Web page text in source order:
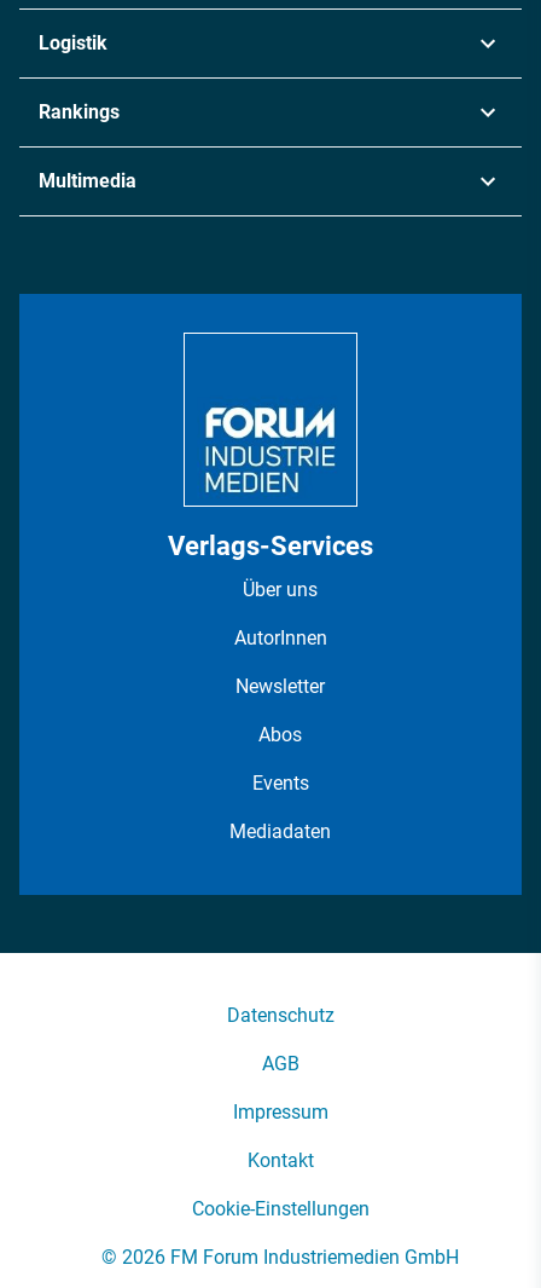
Chemie
Metall
Energie
Logistik
Rankings
Multimedia
Verlags-Services
Über uns
AutorInnen
Newsletter
Abos
Events
Mediadaten
Datenschutz
AGB
Impressum
Kontakt
Cookie-Einstellungen
© 2026 FM Forum Industriemedien GmbH